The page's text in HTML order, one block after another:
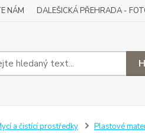
NÁM DALEŠICKÁ PŘEHRADA -
a čistící prostředky Plastové